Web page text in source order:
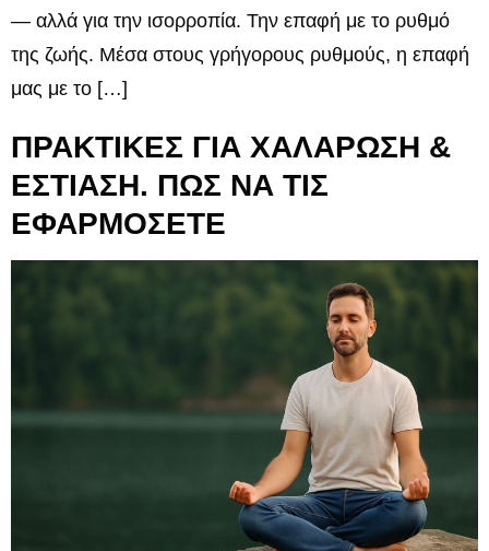
— αλλά για την ισορροπία. Την επαφή με το ρυθμό
της ζωής. Μέσα στους γρήγορους ρυθμούς, η επαφή
μας με το […]
ΠΡΑΚΤΙΚΕΣ ΓΙΑ ΧΑΛΑΡΩΣΗ &
ΕΣΤΙΑΣΗ. ΠΩΣ ΝΑ ΤΙΣ
ΕΦΑΡΜΟΣΕΤΕ